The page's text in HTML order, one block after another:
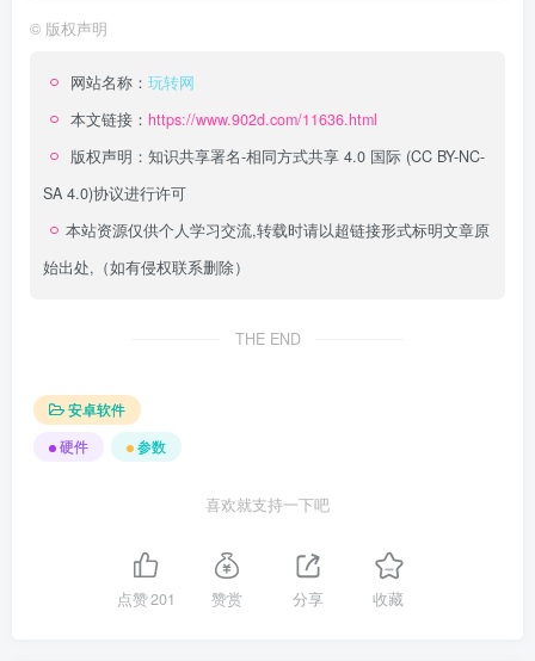
© 版权声明
网站名称： 玩转网
本文链接： https://www.902d.com/11636.html
版权声明： 知识共享署名-相同方式共享 4.0 国际 (CC BY-NC-
SA 4.0)协议进行许可
本站资源仅供个人学习交流,转载时请以超链接形式标明文章原
始出处,（如有侵权联系删除）
THE END
安卓软件
硬件
参数
喜欢就支持一下吧
点赞201 赞赏 分享 收藏